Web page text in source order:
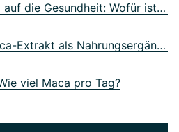
03 Wirkung von Maca auf die Gesundheit: Wofür ist Maca gut?
04 Hochdosiertes Maca-Extrakt als Nahrungsergänzungsmittel
viel Maca pro Tag?